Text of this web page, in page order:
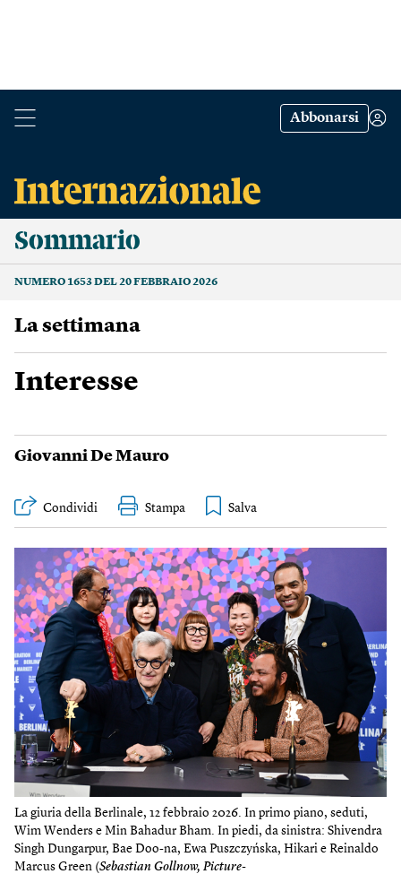
Abbonarsi
Sommario
NUMERO 1653 DEL 20 FEBBRAIO 2026
La settimana
Interesse
Giovanni De Mauro
Condividi Stampa
La giuria della Berlinale, 12 febbraio 2026. In primo piano, seduti,
Wim Wenders e Min Bahadur Bham. In piedi, da sinistra: Shivendra
Singh Dungarpur, Bae Doo-na, Ewa Puszczyńska, Hikari e Reinaldo
Marcus Green (Sebastian Gollnow, Picture-